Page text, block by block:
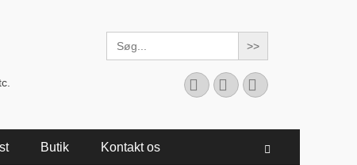
Search
for:
Facebook
YouTubeInstagram
Butik Kontakt os